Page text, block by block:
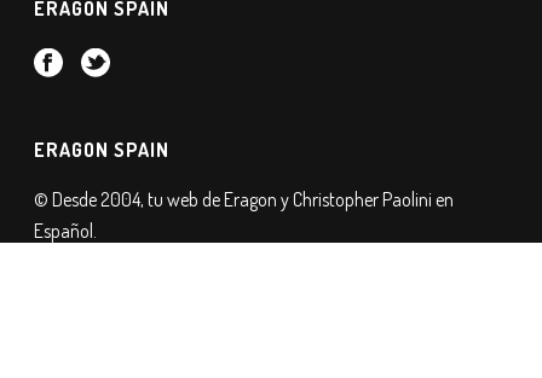
ERAGON SPAIN
ERAGON SPAIN
© Desde 2004, tu web de Eragon y Christopher Paolini en
Español.